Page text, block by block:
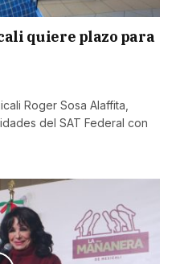
quiere plazo para
Roger Sosa Alaffita,
del SAT Federal con